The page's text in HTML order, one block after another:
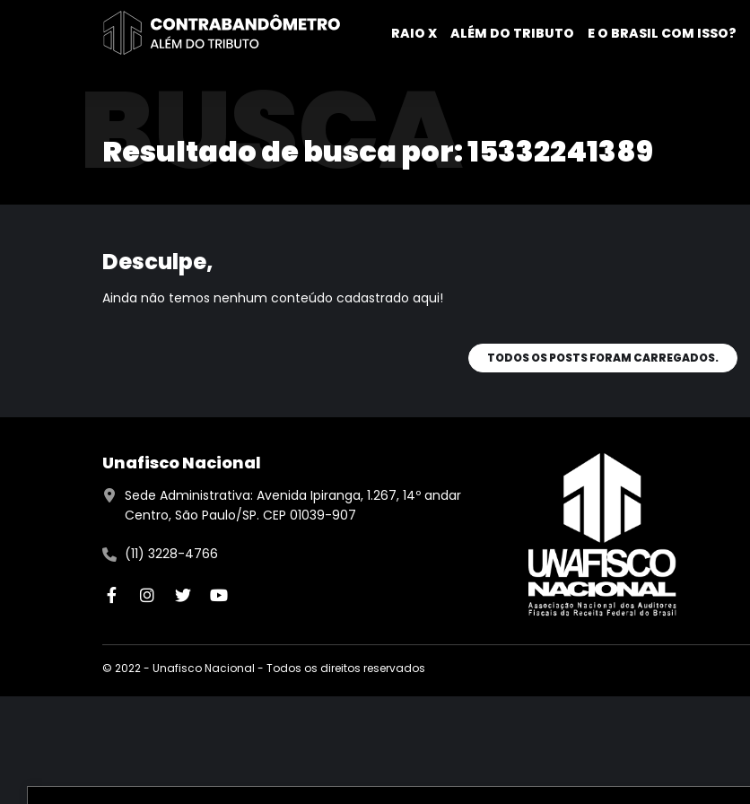
RAIO X ALÉM DO TRIBUTO E O BRASIL COM ISSO?
BUSCA
Resultado de busca por:15332241389
Desculpe,
Ainda não temos nenhum conteúdo cadastrado aqui!
TODOS OS POSTS FORAM CARREGADOS.
Unafisco Nacional
Sede Administrativa: Avenida Ipiranga, 1.267, 14º andar
Centro, São Paulo/SP. CEP 01039-907
(11) 3228-4766
© 2022 - Unafisco Nacional - Todos os direitos reservados